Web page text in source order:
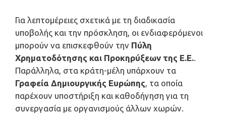
Για λεπτομέρειες σχετικά με τη διαδικασία
υποβολής και την πρόσκληση, οι ενδιαφερόμενοι
μπορούν να επισκεφθούν την Πύλη
Χρηματοδότησης και Προκηρύξεων της Ε.Ε.
Παράλληλα, στα κράτη-μέλη υπάρχουν τα
Γραφεία Δημιουργικής Ευρώπης , τα οποία
παρέχουν υποστήριξη και καθοδήγηση για τη
συνεργασία με οργανισμούς άλλων χωρών.